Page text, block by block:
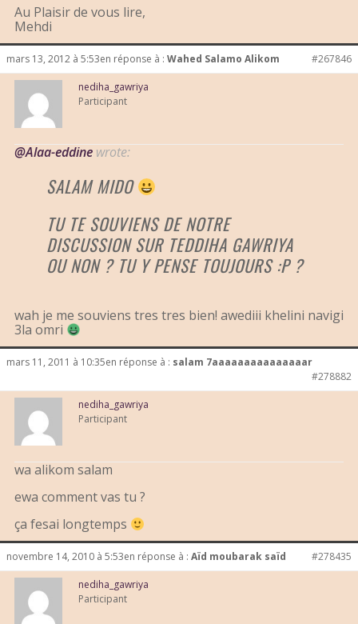
Au Plaisir de vous lire,
Mehdi
mars 13, 2012 à 5:53en réponse à : Wahed Salamo Alikom #267846
nediha_gawriya
Participant
@Alaa-eddine wrote:
SALAM MIDO
TU TE SOUVIENS DE NOTRE
DISCUSSION SUR TEDDIHA GAWRIYA
OU NON ? TU Y PENSE TOUJOURS :P ?
wah je me souviens tres tres bien! awediii khelini navigi
3la omri
mars 11, 2011 à 10:35en réponse à : salam 7aaaaaaaaaaaaaaar
#278882
nediha_gawriya
Participant
wa alikom salam
ewa comment vas tu ?
ça fesai longtemps
novembre 14, 2010 à 5:53en réponse à : Aïd moubarak saïd #278435
nediha_gawriya
Participant